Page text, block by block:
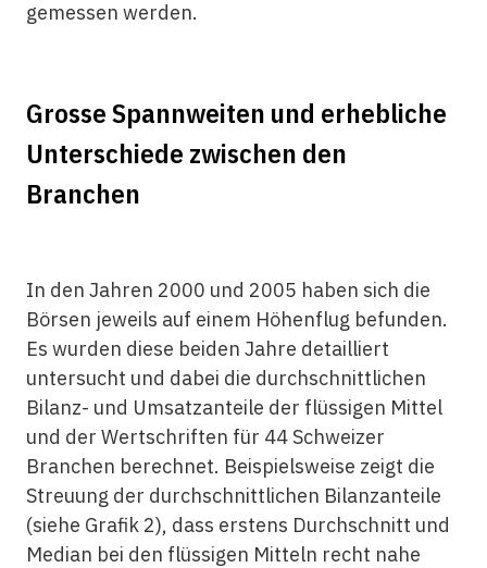
gemessen werden.
Grosse Spannweiten und erhebliche
Unterschiede zwischen den
Branchen
In den Jahren 2000 und 2005 haben sich die
Börsen jeweils auf einem Höhenflug befunden.
Es wurden diese beiden Jahre detailliert
untersucht und dabei die durchschnittlichen
Bilanz- und Umsatzanteile der flüssigen Mittel
und der Wertschriften für 44 Schweizer
Branchen berechnet. Beispielsweise zeigt die
Streuung der durchschnittlichen Bilanzanteile
(siehe Grafik 2), dass erstens Durchschnitt und
Median bei den flüssigen Mitteln recht nahe